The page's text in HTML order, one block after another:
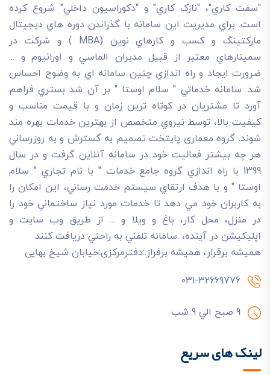
"سفت کاري"، "نازک کاري" و "دکوراسيون داخلي" شروع کرده
است. براي مديريت اين سامانه با گذراندن دوره هاي ديجيتال
مارکتينگ و کسب و کارهاي نوين (MBA ) و شرکت در
سمينارهاي معتبر از قبيل مديران الماسي و اورانيوم و ...
ضرورت ايجاد و راه اندازي چنين سامانه اي به وضوح احساس
شد. سامانه خدماتي " سلام اوستا " بر آن شد بستري فراهم
آورد تا مشتريان در کوتاه ترين زمان و با قيمت مناسب و
کيفيت بالا، توسط نيروي متخصص از بهترين خدمات بهره مند
شوند. گروه معماری پایتخت تصميم به گسترش و به روزرساني
هر چه بيشتر فعاليت خود در سامانه آنلاين گرفت و در سال
1399 با راه اندازي گروه جامع خدمات " با نام تجاري " سلام
اوستا " و با هدف ارتقاي سيستم خدمت رساني، اين امکان را
به کاربران خود مي دهد تا خدمات مورد نياز ساختماني خود را
در منزل، محل کار، باغ و ويلا و ... از طريق وب سايت و
اپليکيشن در آينده، .سامانه تلفني به راحتي دريافت کنند
هميشه برقرار، هميشه برفراز.:دفترمرکزی:خیابان شیخ بهایی
031-32669776
9 صبح الي 9 شب
لینک های سریع